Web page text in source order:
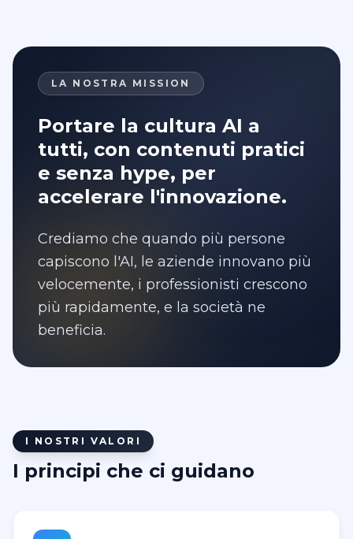
LA NOSTRA MISSION
Portare la cultura AI a
tutti, con contenuti pratici
e senza hype, per
accelerare l'innovazione.
Crediamo che quando più persone
capiscono l'AI, le aziende innovano più
velocemente, i professionisti crescono
più rapidamente, e la società ne
beneficia.
I NOSTRI VALORI
I principi che ci guidano